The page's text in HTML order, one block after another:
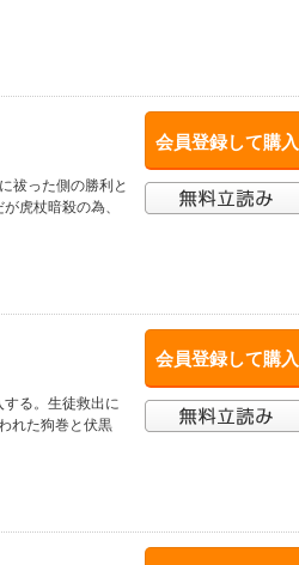
会員登録して購入
祓った側の勝利と
虎杖暗殺の為、
会員登録して購入
る。生徒救出に
れた狗巻と伏黒